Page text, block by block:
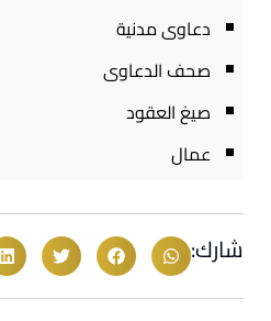
دعاوى مدنية
صحف الدعاوى
صيغ العقود
عمال
شارك: